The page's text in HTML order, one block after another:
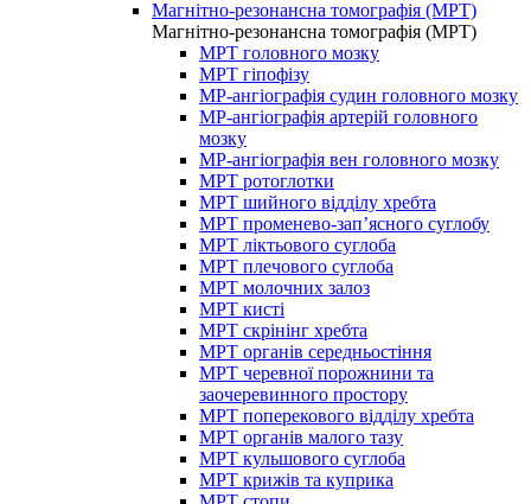
Магнітно-резонансна томографія (МРТ)
Магнітно-резонансна томографія (МРТ)
МРТ головного мозку
МРТ гіпофізу
МР-ангіографія судин головного мозку
МР-ангіографія артерій головного
мозку
МР-ангіографія вен головного мозку
МРТ ротоглотки
МРТ шийного відділу хребта
МРТ променево-зап’ясного суглобу
МРТ ліктьового суглоба
МРТ плечового суглоба
МРТ молочних залоз
МРТ кисті
МРТ скрінінг хребта
МРТ органів середньостіння
МРТ черевної порожнини та
заочеревинного простору
МРТ поперекового відділу хребта
МРТ органів малого тазу
МРТ кульшового суглоба
МРТ крижів та куприка